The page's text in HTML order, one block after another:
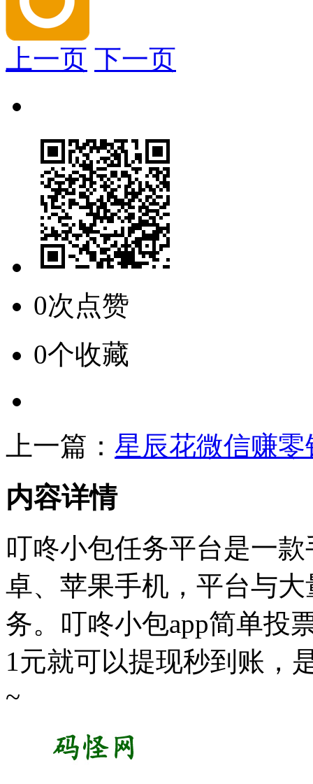
上一页 下一页
0次点赞
0个收藏
上一篇： 星辰花微信赚零
内容详情
叮咚小包任务平台是一
卓、苹果手机，平台与
务。叮咚小包app简单投
1元就可以提现秒到账，
~